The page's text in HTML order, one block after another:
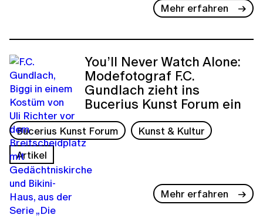
Mehr erfahren
You’ll Never Watch Alone:
Modefotograf F.C.
Gundlach zieht ins
Bucerius Kunst Forum ein
Bucerius Kunst Forum
Kunst & Kultur
Artikel
Mehr erfahren